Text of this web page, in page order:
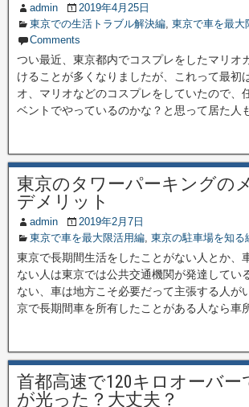
admin
2019年4月25日
東京での生活トラブル解決編, 東京で車を最大
Comments
つい最近、東京都内でコスプレをしたマリオ
けることが多くなりましたが、これって最初
オ、マリオなどのコスプレをしていたので、
ベントでやっているのかな？と思って居た人
東京のタワーパーキングの
デメリット
admin
2019年2月7日
東京で車を最大限活用編, 東京の駐車場を知る
東京で長期間生活をしたことがない人とか、
ない人は東京では公共交通機関が発達してい
ない、車は地方こそ必要だって主張する人が
京で長期間車を所有したことがある人なら車
首都高速で120キロオーバー
が光った？大丈夫？